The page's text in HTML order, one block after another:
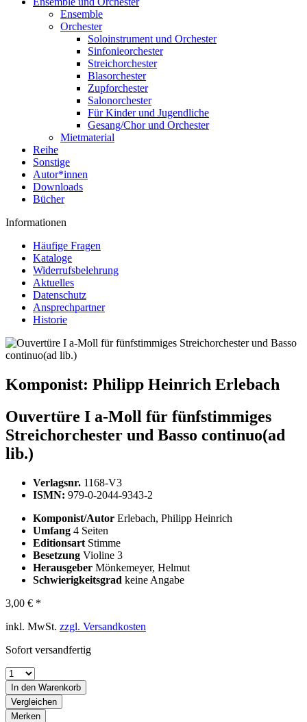
Ensemble
Orchester
Soloinstrument und Orchester
Sinfonieorchester
Streichorchester
Blasorchester
Zupforchester
Salonorchester
Für Kinder und Jugendliche
Gesang/Chor und Orchester
Mietmaterial
Reihe
Sonstige
Autor*innen
Downloads
Bücher
Informationen
Häufige Fragen
Kataloge
Widerrufsbelehrung
Aktuelles
Datenschutz
Ansprechpartner
Historie
Komponist: Philipp Heinrich Erlebach
Ouvertüre I a-Moll für fünfstimmiges
Streichorchester und Basso continuo(ad
lib.)
Verlagsnr. 1168-V3
ISMN: 979-0-2044-9343-2
Komponist/Autor Erlebach, Philipp Heinrich
Umfang 4 Seiten
Editionsart Stimme
Besetzung Violine 3
Herausgeber Mönkemeyer, Helmut
Schwierigkeitsgrad keine Angabe
3,00 € *
inkl. MwSt. zzgl. Versandkosten
Sofort versandfertig
In den Warenkorb
Vergleichen
Merken